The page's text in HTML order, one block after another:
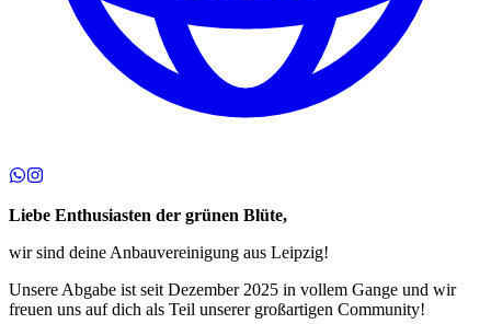
Liebe Enthusiasten der grünen Blüte,
wir sind deine Anbauvereinigung aus Leipzig!
Unsere Abgabe ist seit Dezember 2025 in vollem Gange und wir
freuen uns auf dich als Teil unserer großartigen Community!